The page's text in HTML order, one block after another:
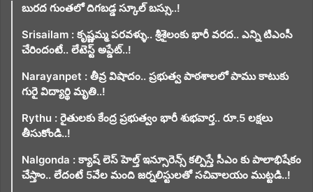
బురద గుంతలో దిగబడ్డ స్కూల్ బస్సు..!
Srisailam : కృష్ణమ్మ పరవళ్ళు.. శ్రీశైలంకు భారీ వరద.. ఎన్ని టిఎంసీ
చేరిందంటే.. లేటెస్ట్ అప్డేట్..!
Narayanpet : తీవ్ర విషాదం.. ప్రభుత్వ పాఠశాలలో పాము కాటుకు
గురై విద్యార్థి మృతి..!
Rythu : రైతులకు కేంద్ర ప్రభుత్వం భారీ శుభవార్త.. రూ.5 లక్షలు
తీసుకోండి..!
Nalgonda : క్యాష్ లెస్ హెల్త్ ఇన్సూరెన్స్ కల్పిస్తే సీఎం కు పాలాభిషేకం
చేస్తాం.. లేదంటే 5వేల మంది జర్నలిస్టులతో సచివాలయం ముట్టడి..!